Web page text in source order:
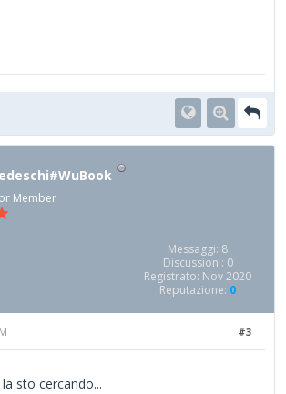
Member
Messaggi: 8
Discussioni: 0
Registrato: Nov 2020
Reputazione: 0
#3
sto cercando...